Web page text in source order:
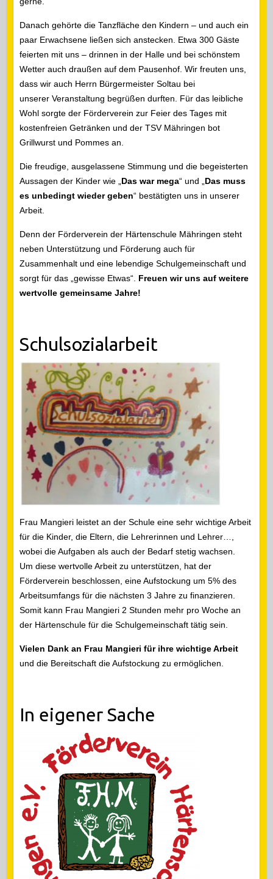
Danach gehörte die Tanzfläche den Kindern – und auch ein
paar Erwachsene ließen sich anstecken. Etwa 300 Gäste
feierten mit uns – drinnen in der Halle und bei schönstem
Wetter auch draußen auf dem Pausenhof. Wir freuten uns,
dass wir auch Herrn Bürgermeister Soltau bei
unserer Veranstaltung begrüßen durften. Für das leibliche
Wohl sorgte der Förderverein zur Feier des Tages mit
kostenfreien Getränken und der TSV Mähringen bot
Grillwurst und Pommes an.
Die freudige, ausgelassene Stimmung und die begeisterten
Aussagen der Kinder wie „Das war mega“ und „Das muss
es unbedingt wiedergeben“ bestätigten uns in unserer
Arbeit.
Denn der Förderverein der Härtenschule Mähringen steht
neben Unterstützung und Förderung auch für
Zusammenhalt und eine lebendige Schulgemeinschaft und
sorgt für das „gewisse Etwas“. Freuen wir uns auf weitere
wertvolle gemeinsame Jahre!
Schulsozialarbeit
Frau Mangieri leistet an der Schule eine sehr wichtige Arbeit
für die Kinder, die Eltern, die Lehrerinnen und Lehrer…,
wobei die Aufgaben als auch der Bedarf stetig wachsen.
Um diese wertvolle Arbeit zu unterstützen, hat der
Förderverein beschlossen, eine Aufstockung um 5% des
Arbeitsumfangs für die nächsten 3 Jahre zu finanzieren.
Somit kann Frau Mangieri 2 Stunden mehr pro Woche an
der Härtenschule für die Schulgemeinschaft tätig sein.
Vielen Dank an Frau Mangieri für ihre wichtige Arbeit
und die Bereitschaft die Aufstockung zu ermöglichen.
In eigener Sache